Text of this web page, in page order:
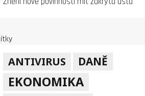
ANTIVIRUS DANĚ
EKONOMIKA